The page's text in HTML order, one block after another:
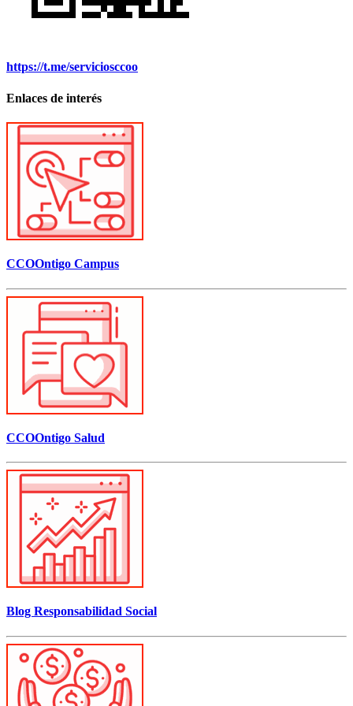
https://t.me/serviciosccoo
Enlaces de interés
CCOOntigo Campus
CCOOntigo Salud
Blog Responsabilidad Social